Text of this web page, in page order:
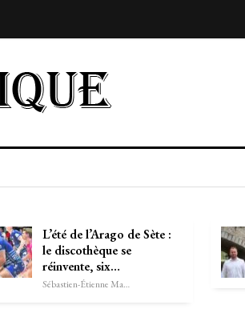
L’été de l’Arago de Sète :
le discothèque se
réinvente, six…
Sébastien-Étienne Marechal